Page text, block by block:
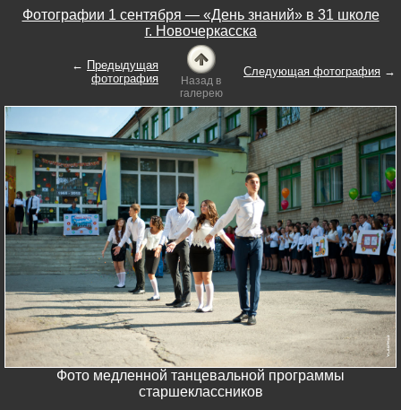
Фотографии 1 сентября — «День знаний» в 31 школе
г. Новочеркасска
← Предыдущая
фотография
Назад в
галерею
Следующая фотография →
Фото медленной танцевальной программы
старшеклассников